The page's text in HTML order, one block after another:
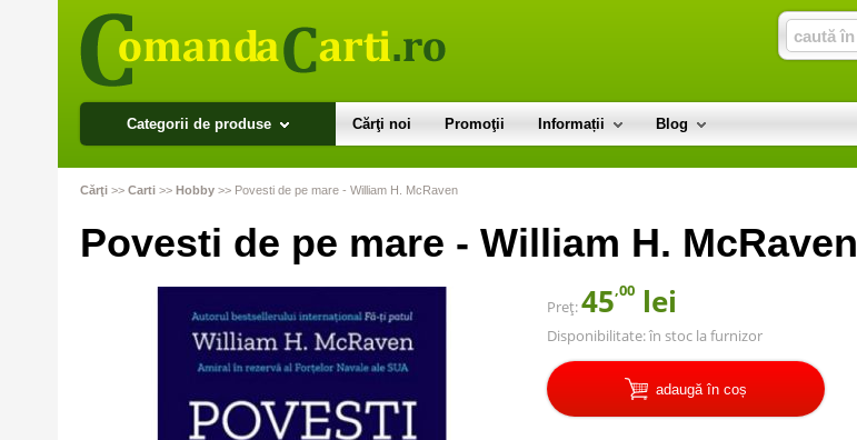
Categorii de produse Cărţi noi Promoţii Informații Blog
Cărţi >> Carti >> Hobby >> Povesti de pe mare - William H. McRaven
Povesti de pe mare - William H. McRaven
Preț:45,00 lei
Disponibilitate:în stoc la furnizor
adaugă în coș